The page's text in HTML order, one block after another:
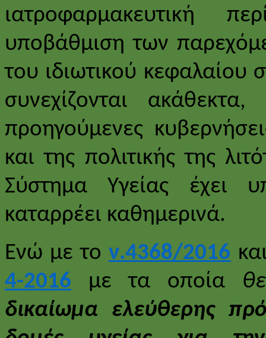
ιατροφαρμακευτική
υποβάθμιση των
του ιδιωτικού κεφαλαίου
συνεχίζονται
προηγούμενες
και της πολιτικής της
Σύστημα Υγείας έχει
καταρρέει καθημερινά.
Ενώ με το ν.4368/2016
4-2016 με τα οποία
δικαίωμα ελεύθερης